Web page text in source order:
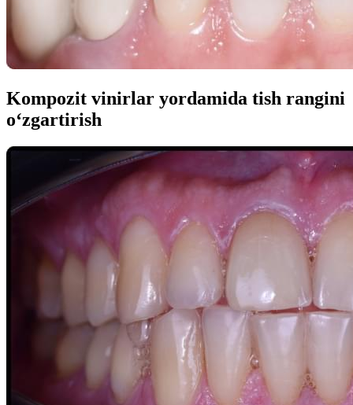
Kompozit vinirlar yordamida tish rangini
o‘zgartirish